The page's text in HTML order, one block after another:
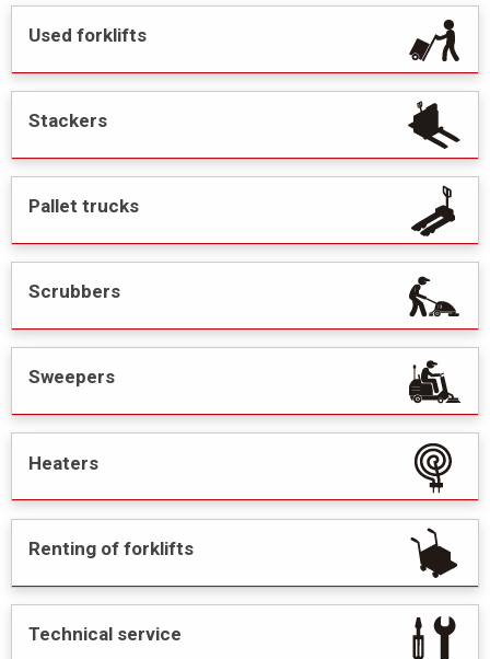
Used forklifts
Stackers
Pallet trucks
Scrubbers
Sweepers
Heaters
Renting of forklifts
Technical service